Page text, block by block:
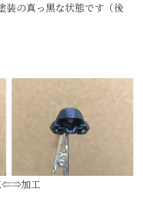
装の真っ黒な状態です（後
⇐⇒加工